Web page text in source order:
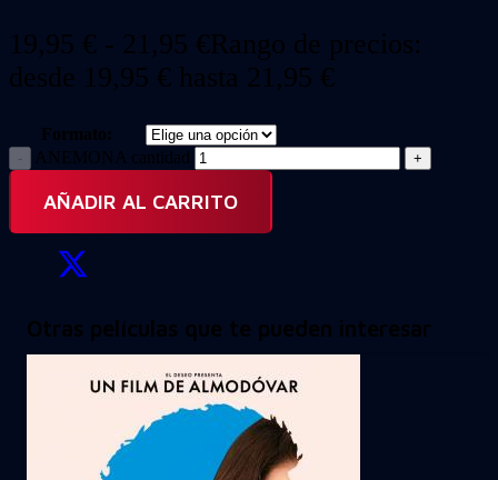
19,95 € - 21,95 €Rango de precios:
desde 19,95 € hasta 21,95 €
Formato:
ANEMONA cantidad
AÑADIR AL CARRITO
Otras películas que te pueden interesar